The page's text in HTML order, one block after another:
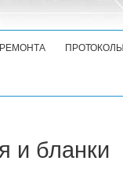
ПРОТОКОЛЫ
и бланки